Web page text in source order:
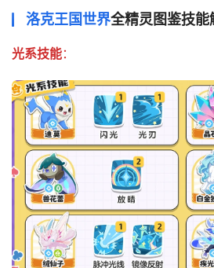
洛克王国世界全精灵图鉴技能
光系技能：